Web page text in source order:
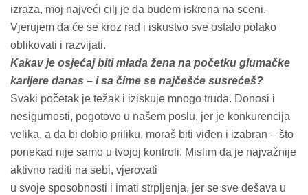
izraza, moj najveći cilj je da budem iskrena na sceni.
Vjerujem da će se kroz rad i iskustvo sve ostalo polako
oblikovati i razvijati.
Kakav je osjećaj biti mlada žena na početku glumačke
karijere danas – i sa čime se najčešće susrećeš?
Svaki početak je težak i iziskuje mnogo truda. Donosi i
nesigurnosti, pogotovo u našem poslu, jer je konkurencija
velika, a da bi dobio priliku, moraš biti viđen i izabran – što
ponekad nije samo u tvojoj kontroli. Mislim da je najvažnije
aktivno raditi na sebi, vjerovati
u svoje sposobnosti i imati strpljenja, jer se sve dešava u